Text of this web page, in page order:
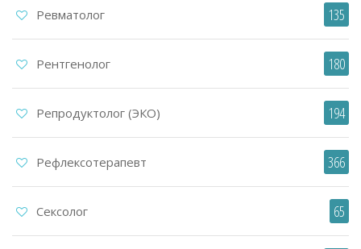
Ревматолог 135
Рентгенолог 180
Репродуктолог (ЭКО) 194
Рефлексотерапевт 366
Сексолог 65